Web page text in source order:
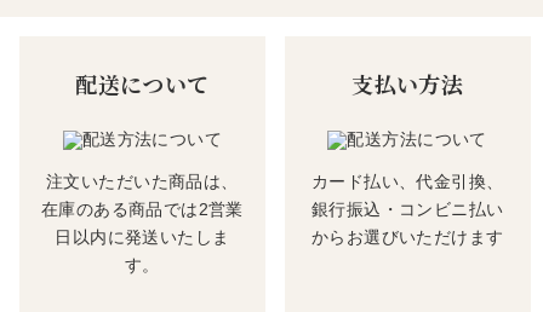
配送について
注文いただいた商品は、
在庫のある商品では2営業
日以内に発送いたしま
す。
支払い方法
カード払い、代金引換、
銀行振込・コンビニ払い
からお選びいただけます